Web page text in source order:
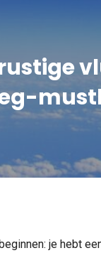
je hebt